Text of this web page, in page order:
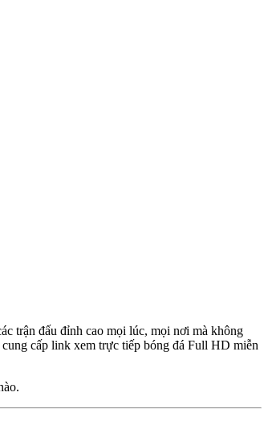
trận đấu đỉnh cao mọi lúc, mọi nơi mà không
cấp link xem trực tiếp bóng đá Full HD miễn